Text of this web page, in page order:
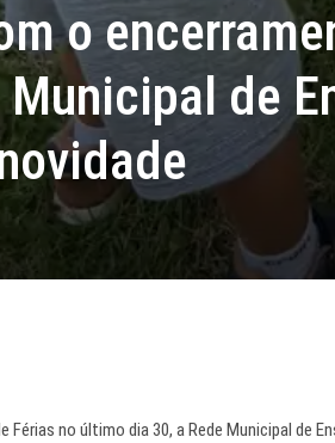
o
de
Férias no último dia 30, a Rede Municipal de